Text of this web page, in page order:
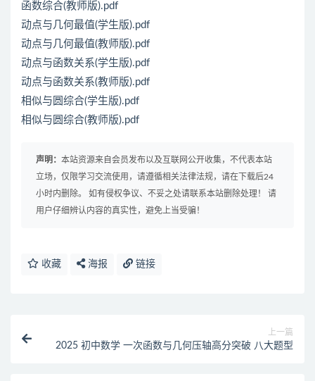
函数综合(教师版).pdf
动点与几何最值(学生版).pdf
动点与几何最值(教师版).pdf
动点与函数关系(学生版).pdf
动点与函数关系(教师版).pdf
相似与圆综合(学生版).pdf
相似与圆综合(教师版).pdf
声明： 本站资源来自会员发布以及互联网公开收集，不代表本站
立场，仅限学习交流使用，请遵循相关法律法规，请在下载后24
小时内删除。 如有侵权争议、不妥之处请联系本站删除处理！ 请
用户仔细辨认内容的真实性，避免上当受骗！
收藏 海报 链接
上一篇
2025 初中数学 一次函数与几何压轴高分突破 八大题型